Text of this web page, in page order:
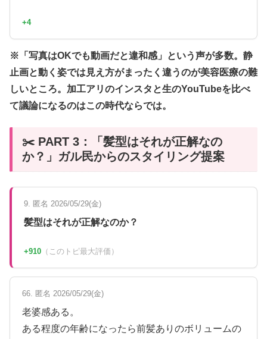
+4
※「写真はOKでも動画だと違和感」という声が多数。静
止画と動く姿では見え方がまったく違うのが美容医療の難
しいところ。加工アリのインスタと生のYouTubeを比べ
て議論になるのはこの時代ならでは。
✂️ PART 3：「髪型はそれが正解なの
か？」ガル民からのスタイリング提案
9. 匿名 2026/05/29(金)
髪型はそれが正解なのか？
+910 （このトピ最大評価）
66. 匿名 2026/05/29(金)
老婆感ある。
ある程度の年齢になったら前髪ありのボリュームの